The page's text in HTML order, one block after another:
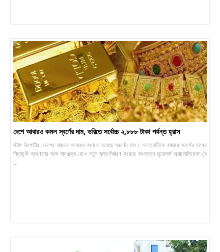
দেশে আবারও কমল স্বর্ণের দাম, ভরিতে সর্বোচ্চ ২,৮৮৮ টাকা পর্যন্ত হ্রাস
স্টাফ রিপোর্টার: দেশের বাজারে আবারও কমানো হয়েছে স্বর্ণের দাম। আন্তর্জাতিক বাজারে স্বর্ণের দামের
নিম্নমুখী প্রবণতার সঙ্গে সামঞ্জস্য রেখে নতুন মূল্য নির্ধারণ করেছে বাংলাদেশ জুয়েলার্স অ্যাসোসিয়েশন (ব
...